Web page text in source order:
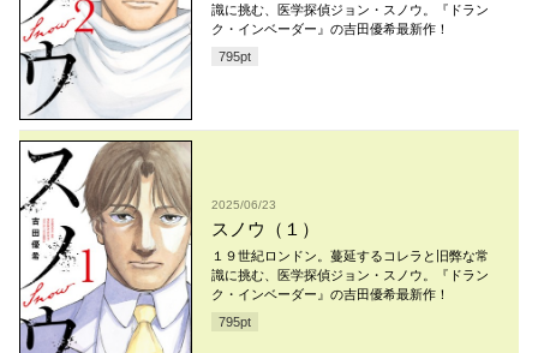
識に挑む、医学探偵ジョン・スノウ。『ドラン
ク・インベーダー』の吉田優希最新作！
795pt
2025/06/23
スノウ（１）
１９世紀ロンドン。蔓延するコレラと旧弊な常
識に挑む、医学探偵ジョン・スノウ。『ドラン
ク・インベーダー』の吉田優希最新作！
795pt